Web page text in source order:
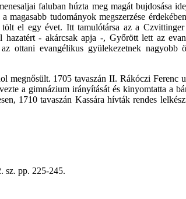
faluban húzta meg magát bujdosása
tudományok megszerzése
el egy évet. Itt tamulótársa az a
- akárcsak apja -, Győrött lett az
ottani evangélikus gyülekezetnek nagyobb
1705 tavaszán II. Rákóczi Ferenc
a gimnázium irányítását és kinyomtatta a
1710 tavaszán Kassára hívták rendes
sz. pp. 225-245.